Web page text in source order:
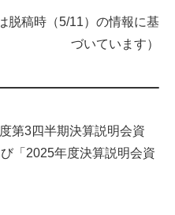
脱稿時（5/11）の情報に基
づいています）
第3四半期決算説明会資
「2025年度決算説明会資